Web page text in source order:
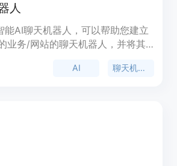
人
AI聊天机器人，可以帮助您建立
业务/网站的聊天机器人，并将其
题。通过使用AidChat，您可以转
AI 聊天机器人